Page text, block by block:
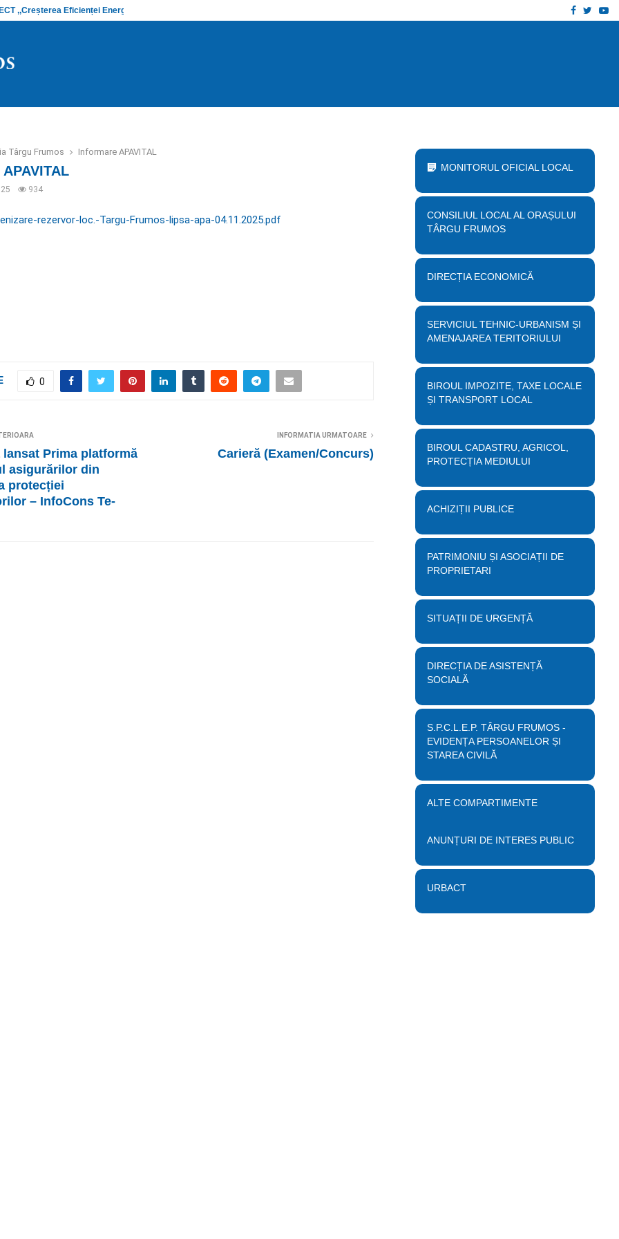
,,Creșterea Eficienței Energetice și… Facebook
Târgu Frumos Informare APAVITAL
934
rezervor-loc.-Targu-Frumos-lipsa-apa-04.11.2025.pdf
0
lansat Prima platformă
asigurărilor din
protecției
– InfoCons Te-
INFORMATIA URMATOARE
Carieră (Examen/Concurs)
MONITORUL OFICIAL LOCAL
CONSILIUL LOCAL AL ORAȘULUI
TÂRGU FRUMOS
DIRECȚIA ECONOMICĂ
SERVICIUL TEHNIC-URBANISM ȘI
AMENAJAREA TERITORIULUI
BIROUL IMPOZITE, TAXE LOCALE
ȘI TRANSPORT LOCAL
BIROUL CADASTRU, AGRICOL,
PROTECȚIA MEDIULUI
ACHIZIȚII PUBLICE
PATRIMONIU ȘI ASOCIAȚII DE
PROPRIETARI
SITUAȚII DE URGENȚĂ
DIRECȚIA DE ASISTENȚĂ
SOCIALĂ
S.P.C.L.E.P. TÂRGU FRUMOS -
EVIDENȚA PERSOANELOR ȘI
STAREA CIVILĂ
ALTE COMPARTIMENTE
ANUNȚURI DE INTERES PUBLIC
URBACT